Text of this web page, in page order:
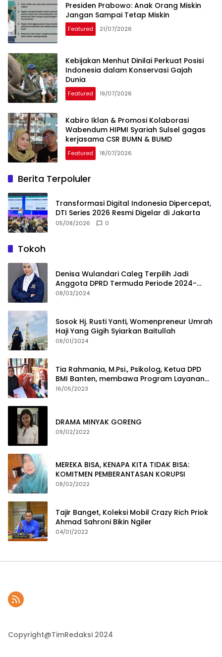
Presiden Prabowo: Anak Orang Miskin
Jangan Sampai Tetap Miskin
Featured 21/07/2026
Kebijakan Menhut Dinilai Perkuat Posisi
Indonesia dalam Konservasi Gajah
Dunia
Featured 19/07/2026
Kabiro Iklan & Promosi Kolaborasi
Wabendum HIPMI Syariah Sulsel gagas
kerjasama CSR BUMN & BUMD
Featured 18/07/2026
Berita Terpoluler
Transformasi Digital Indonesia Dipercepat,
DTI Series 2026 Resmi Digelar di Jakarta
05/08/2026 0
Tokoh
Denisa Wulandari Caleg Terpilih Jadi
Anggota DPRD Termuda Periode 2024-
2029
08/03/2024
Sosok Hj. Rusti Yanti, Womenpreneur Umrah
Haji Yang Gigih Syiarkan Baitullah
08/01/2024
Tia Rahmania, M.Psi., Psikolog, Ketua DPD
BMI Banten, membawa Program Layanan
Pembuatan Dokumen Kependudukan
16/05/2023
DRAMA MINYAK GORENG
09/02/2022
MEREKA BISA, KENAPA KITA TIDAK BISA:
KOMITMEN PEMBERANTASAN KORUPSI
08/02/2022
Tajir Banget, Koleksi Mobil Crazy Rich Priok
Ahmad Sahroni Bikin Ngiler
04/01/2022
Copyright@TimRedaksi 2024